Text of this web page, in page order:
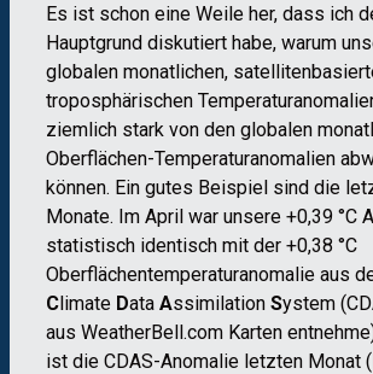
Es ist schon eine Weile her, dass ich
Hauptgrund diskutiert habe, warum
globalen monatlichen,
troposphärischen
ziemlich stark von den globalen
Oberflächen-Temperaturanomalien
können. Ein gutes Beispiel sind die
Monate. Im April war unsere +0,39 °C
statistisch identisch mit der +0,38 °C
Oberflächentemperaturanomalie aus
Climate Data Assimilation System
aus WeatherBell.com Karten
ist die CDAS-Anomalie letzten Monat